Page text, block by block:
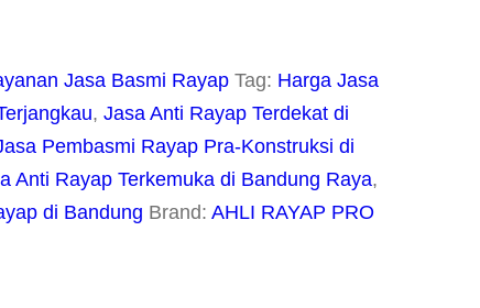
Jasa Basmi Rayap Tag: Harga Jasa
,Jasa Anti Rayap Terdekat di
Pembasmi Rayap Pra-Konstruksi di
Anti Rayap Terkemuka di Bandung Raya,
di Bandung Brand:AHLI RAYAP PRO